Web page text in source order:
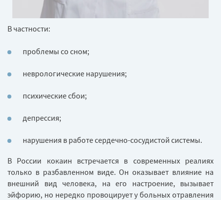
В частности:
проблемы со сном;
неврологические нарушения;
психические сбои;
депрессия;
нарушения в работе сердечно-сосудистой системы.
В России кокаин встречается в современных реалиях
только в разбавленном виде. Он оказывает влияние на
внешний вид человека, на его настроение, вызывает
эйфорию, но нередко провоцирует у больных отравления